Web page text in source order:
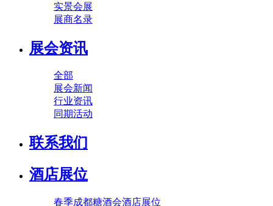
实景会展
展商名录
展会资讯
全部
展会新闻
行业资讯
同期活动
联系我们
酒店展位
春季成都糖酒会酒店展位